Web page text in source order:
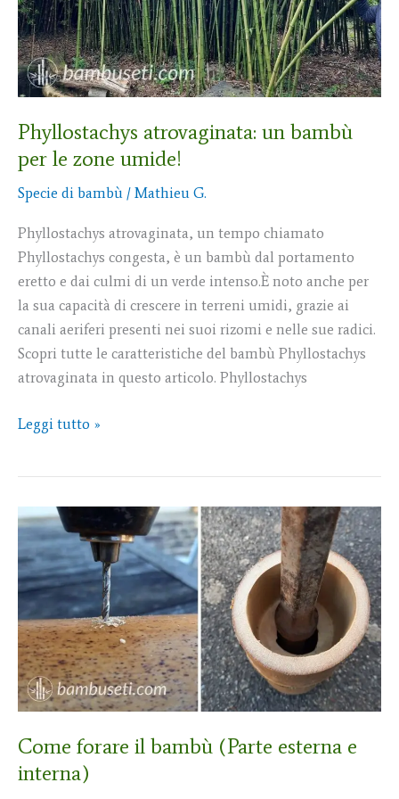
Phyllostachys atrovaginata: un bambù
per le zone umide!
Specie di bambù / Mathieu G.
Phyllostachys atrovaginata, un tempo chiamato
Phyllostachys congesta, è un bambù dal portamento
eretto e dai culmi di un verde intenso.È noto anche per
la sua capacità di crescere in terreni umidi, grazie ai
canali aeriferi presenti nei suoi rizomi e nelle sue radici.
Scopri tutte le caratteristiche del bambù Phyllostachys
atrovaginata in questo articolo. Phyllostachys
Leggi tutto »
Come forare il bambù (Parte esterna e
interna)
Come
forare
il
bambù
(Parte
esterna
e
interna)